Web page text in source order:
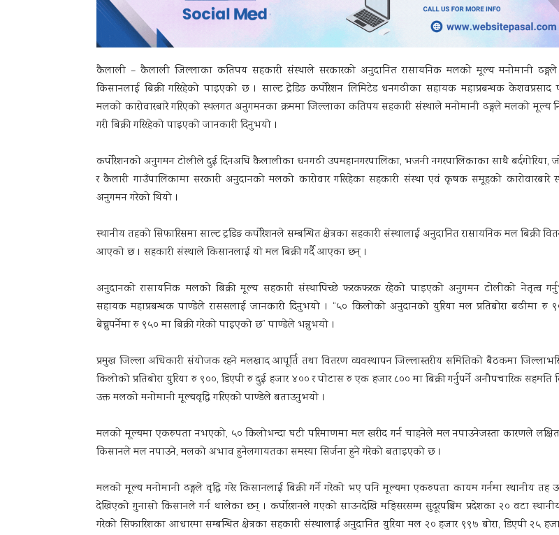
कैलाली – कैलाली जिल्लाका कतिपय सहकारी संस्थाले सरकारको अनुदानित रासायनिक मलको मूल्य मनोमानी
किसानलाई बिक्री गरिरहेको पाइएको छ । साल्ट ट्रेडिङ कर्पोरेशन लिमिटेड धनगढीका सहायक महाप्रबन्धक केशवप्रसाद
मलको कारोवारबारे गरिएको स्थलगत अनुगमनका क्रममा जिल्लाका कतिपय सहकारी संस्थाले मनोमानी ढङ्गले मलको मूल्य
गरी बिक्री गरिरहेको पाइएको जानकारी दिनुभयो ।
कर्पोरेशनको अनुगमन टोलीले दुई दिनअघि कैलालीका धनगढी उपमहानगरपालिका, भजनी नगरपालिकाका साथै बर्दगोरिया,
र कैलारी गाउँपालिकामा सरकारी अनुदानको मलको कारोवार गरिरहेका सहकारी संस्था एवं कृषक समूहको कारोवारबारे
अनुगमन गरेको थियो ।
स्थानीय तहको सिफारिसमा साल्ट ट्रडिङ कर्पोरेशनले सम्बन्धित क्षेत्रका सहकारी संस्थालाई अनुदानित रासायनिक मल बिक्री
आएको छ । सहकारी संस्थाले किसानलाई यो मल बिक्री गर्दै आएका छन् ।
अनुदानको रासायनिक मलको बिक्री मूल्य सहकारी संस्थापिच्छे फरकफरक रहेको पाइएको अनुगमन टोलीको नेतृत्व
सहायक महाप्रबन्धक पाण्डेले राससलाई जानकारी दिनुभयो । “५० किलोको अनुदानको युरिया मल प्रतिबोरा बढीमा रु
बेच्नुपर्नेमा रु ९५० मा बिक्री गरेको पाइएको छ” पाण्डेले भन्नुभयो ।
प्रमुख जिल्ला अधिकारी संयोजक रहने मलखाद आपूर्ति तथा वितरण व्यवस्थापन जिल्लास्तरीय समितिको बैठकमा
किलोको प्रतिबोरा युरिया रु ९००, डिएपी रु दुई हजार ४०० र पोटास रु एक हजार ८०० मा बिक्री गर्नुपर्ने अनौपचारिक सहमति
उक्त मलको मनोमानी मूल्यवृद्धि गरिएको पाण्डेले बताउनुभयो ।
मलको मूल्यमा एकरुपता नभएको, ५० किलोभन्दा घटी परिमाणमा मल खरीद गर्न चाहनेले मल नपाउनेजस्ता कारणले
किसानले मल नपाउने, मलको अभाव हुनेलगायतका समस्या सिर्जना हुने गरेको बताइएको छ ।
मलको मूल्य मनोमानी ढङ्गले वृद्धि गरेर किसानलाई बिक्री गर्ने गरेको भए पनि मूल्यमा एकरुपता कायम गर्नमा स्थानीय तह
देखिएको गुनासो किसानले गर्न थालेका छन् । कर्पोरशनले गएको साउनदेखि मङ्सिरसम्म सुदूरपश्चिम प्रदेशका २० वटा
गरेको सिफारिशका आधारमा सम्बन्धित क्षेत्रका सहकारी संस्थालाई अनुदानित युरिया मल २० हजार ९९७ बोरा, डिएपी २५